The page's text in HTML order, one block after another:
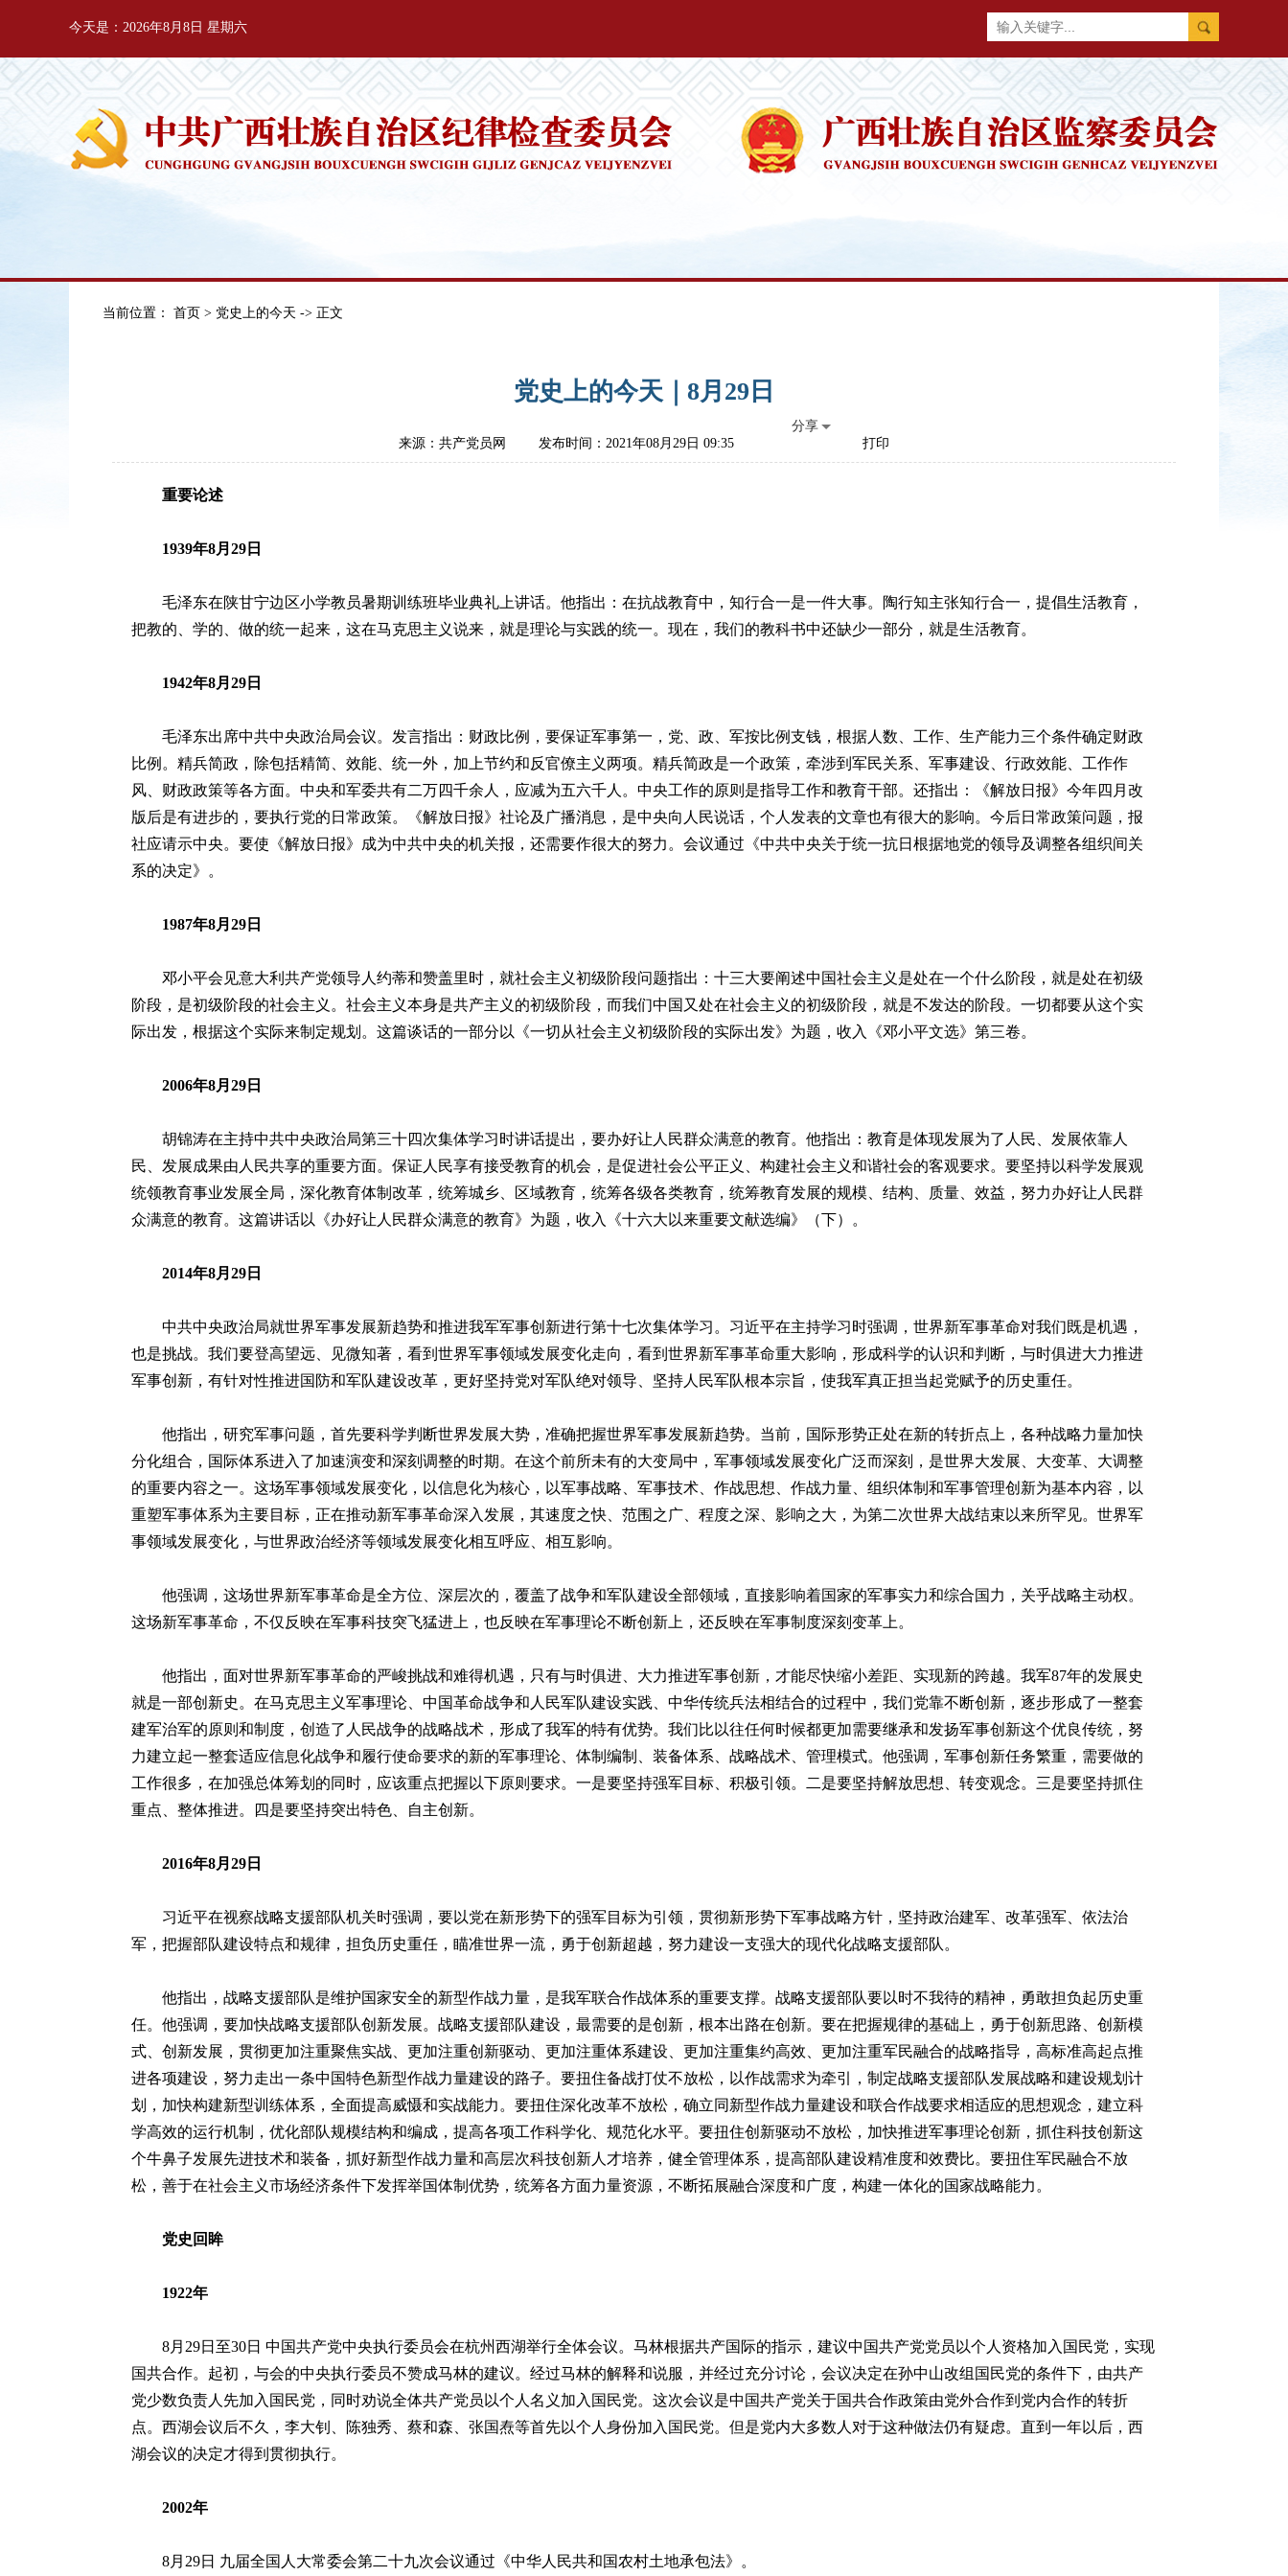
今天是：2026年8月8日 星期六
当前位置： 首页 > 党史上的今天 -> 正文
党史上的今天｜8月29日
来源：共产党员网 发布时间：2021年08月29日 09:35
分享
打印
重要论述
1939年8月29日
毛泽东在陕甘宁边区小学教员暑期训练班毕业典礼上讲话。他指出：在抗战教育中，知行合一是一件大事。陶行知主张知行合一，提倡生活教育，
把教的、学的、做的统一起来，这在马克思主义说来，就是理论与实践的统一。现在，我们的教科书中还缺少一部分，就是生活教育。
1942年8月29日
毛泽东出席中共中央政治局会议。发言指出：财政比例，要保证军事第一，党、政、军按比例支钱，根据人数、工作、生产能力三个条件确定财政
比例。精兵简政，除包括精简、效能、统一外，加上节约和反官僚主义两项。精兵简政是一个政策，牵涉到军民关系、军事建设、行政效能、工作作
风、财政政策等各方面。中央和军委共有二万四千余人，应减为五六千人。中央工作的原则是指导工作和教育干部。还指出：《解放日报》今年四月改
版后是有进步的，要执行党的日常政策。《解放日报》社论及广播消息，是中央向人民说话，个人发表的文章也有很大的影响。今后日常政策问题，报
社应请示中央。要使《解放日报》成为中共中央的机关报，还需要作很大的努力。会议通过《中共中央关于统一抗日根据地党的领导及调整各组织间关
系的决定》。
1987年8月29日
邓小平会见意大利共产党领导人约蒂和赞盖里时，就社会主义初级阶段问题指出：十三大要阐述中国社会主义是处在一个什么阶段，就是处在初级
阶段，是初级阶段的社会主义。社会主义本身是共产主义的初级阶段，而我们中国又处在社会主义的初级阶段，就是不发达的阶段。一切都要从这个实
际出发，根据这个实际来制定规划。这篇谈话的一部分以《一切从社会主义初级阶段的实际出发》为题，收入《邓小平文选》第三卷。
2006年8月29日
胡锦涛在主持中共中央政治局第三十四次集体学习时讲话提出，要办好让人民群众满意的教育。他指出：教育是体现发展为了人民、发展依靠人
民、发展成果由人民共享的重要方面。保证人民享有接受教育的机会，是促进社会公平正义、构建社会主义和谐社会的客观要求。要坚持以科学发展观
统领教育事业发展全局，深化教育体制改革，统筹城乡、区域教育，统筹各级各类教育，统筹教育发展的规模、结构、质量、效益，努力办好让人民群
众满意的教育。这篇讲话以《办好让人民群众满意的教育》为题，收入《十六大以来重要文献选编》（下）。
2014年8月29日
中共中央政治局就世界军事发展新趋势和推进我军军事创新进行第十七次集体学习。习近平在主持学习时强调，世界新军事革命对我们既是机遇，
也是挑战。我们要登高望远、见微知著，看到世界军事领域发展变化走向，看到世界新军事革命重大影响，形成科学的认识和判断，与时俱进大力推进
军事创新，有针对性推进国防和军队建设改革，更好坚持党对军队绝对领导、坚持人民军队根本宗旨，使我军真正担当起党赋予的历史重任。
他指出，研究军事问题，首先要科学判断世界发展大势，准确把握世界军事发展新趋势。当前，国际形势正处在新的转折点上，各种战略力量加快
分化组合，国际体系进入了加速演变和深刻调整的时期。在这个前所未有的大变局中，军事领域发展变化广泛而深刻，是世界大发展、大变革、大调整
的重要内容之一。这场军事领域发展变化，以信息化为核心，以军事战略、军事技术、作战思想、作战力量、组织体制和军事管理创新为基本内容，以
重塑军事体系为主要目标，正在推动新军事革命深入发展，其速度之快、范围之广、程度之深、影响之大，为第二次世界大战结束以来所罕见。世界军
事领域发展变化，与世界政治经济等领域发展变化相互呼应、相互影响。
他强调，这场世界新军事革命是全方位、深层次的，覆盖了战争和军队建设全部领域，直接影响着国家的军事实力和综合国力，关乎战略主动权。
这场新军事革命，不仅反映在军事科技突飞猛进上，也反映在军事理论不断创新上，还反映在军事制度深刻变革上。
他指出，面对世界新军事革命的严峻挑战和难得机遇，只有与时俱进、大力推进军事创新，才能尽快缩小差距、实现新的跨越。我军87年的发展史
就是一部创新史。在马克思主义军事理论、中国革命战争和人民军队建设实践、中华传统兵法相结合的过程中，我们党靠不断创新，逐步形成了一整套
建军治军的原则和制度，创造了人民战争的战略战术，形成了我军的特有优势。我们比以往任何时候都更加需要继承和发扬军事创新这个优良传统，努
力建立起一整套适应信息化战争和履行使命要求的新的军事理论、体制编制、装备体系、战略战术、管理模式。他强调，军事创新任务繁重，需要做的
工作很多，在加强总体筹划的同时，应该重点把握以下原则要求。一是要坚持强军目标、积极引领。二是要坚持解放思想、转变观念。三是要坚持抓住
重点、整体推进。四是要坚持突出特色、自主创新。
2016年8月29日
习近平在视察战略支援部队机关时强调，要以党在新形势下的强军目标为引领，贯彻新形势下军事战略方针，坚持政治建军、改革强军、依法治
军，把握部队建设特点和规律，担负历史重任，瞄准世界一流，勇于创新超越，努力建设一支强大的现代化战略支援部队。
他指出，战略支援部队是维护国家安全的新型作战力量，是我军联合作战体系的重要支撑。战略支援部队要以时不我待的精神，勇敢担负起历史重
任。他强调，要加快战略支援部队创新发展。战略支援部队建设，最需要的是创新，根本出路在创新。要在把握规律的基础上，勇于创新思路、创新模
式、创新发展，贯彻更加注重聚焦实战、更加注重创新驱动、更加注重体系建设、更加注重集约高效、更加注重军民融合的战略指导，高标准高起点推
进各项建设，努力走出一条中国特色新型作战力量建设的路子。要扭住备战打仗不放松，以作战需求为牵引，制定战略支援部队发展战略和建设规划计
划，加快构建新型训练体系，全面提高威慑和实战能力。要扭住深化改革不放松，确立同新型作战力量建设和联合作战要求相适应的思想观念，建立科
学高效的运行机制，优化部队规模结构和编成，提高各项工作科学化、规范化水平。要扭住创新驱动不放松，加快推进军事理论创新，抓住科技创新这
个牛鼻子发展先进技术和装备，抓好新型作战力量和高层次科技创新人才培养，健全管理体系，提高部队建设精准度和效费比。要扭住军民融合不放
松，善于在社会主义市场经济条件下发挥举国体制优势，统筹各方面力量资源，不断拓展融合深度和广度，构建一体化的国家战略能力。
党史回眸
1922年
8月29日至30日 中国共产党中央执行委员会在杭州西湖举行全体会议。马林根据共产国际的指示，建议中国共产党党员以个人资格加入国民党，实现
国共合作。起初，与会的中央执行委员不赞成马林的建议。经过马林的解释和说服，并经过充分讨论，会议决定在孙中山改组国民党的条件下，由共产
党少数负责人先加入国民党，同时劝说全体共产党员以个人名义加入国民党。这次会议是中国共产党关于国共合作政策由党外合作到党内合作的转折
点。西湖会议后不久，李大钊、陈独秀、蔡和森、张国焘等首先以个人身份加入国民党。但是党内大多数人对于这种做法仍有疑虑。直到一年以后，西
湖会议的决定才得到贯彻执行。
2002年
8月29日 九届全国人大常委会第二十九次会议通过《中华人民共和国农村土地承包法》。